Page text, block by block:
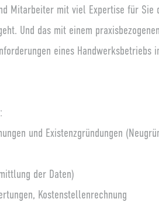
Mitarbeiter mit viel Expertise für Sie
Und das mit einem
eines Handwerksbetriebs
und Existenzgründungen
der Daten)
Kostenstellenrechnung